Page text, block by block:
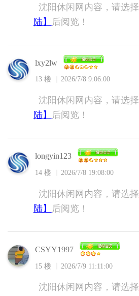
沈阳休闲网内容，请选择
陆】
后阅览！
lxy2lw
13 楼 2026/7/8 9:06:00
沈阳休闲网内容，请选择
陆】
后阅览！
longyin123
14 楼 2026/7/8 19:08:00
沈阳休闲网内容，请选择
陆】
后阅览！
CSYY1997
15 楼 2026/7/9 11:11:00
沈阳休闲网内容，请选择